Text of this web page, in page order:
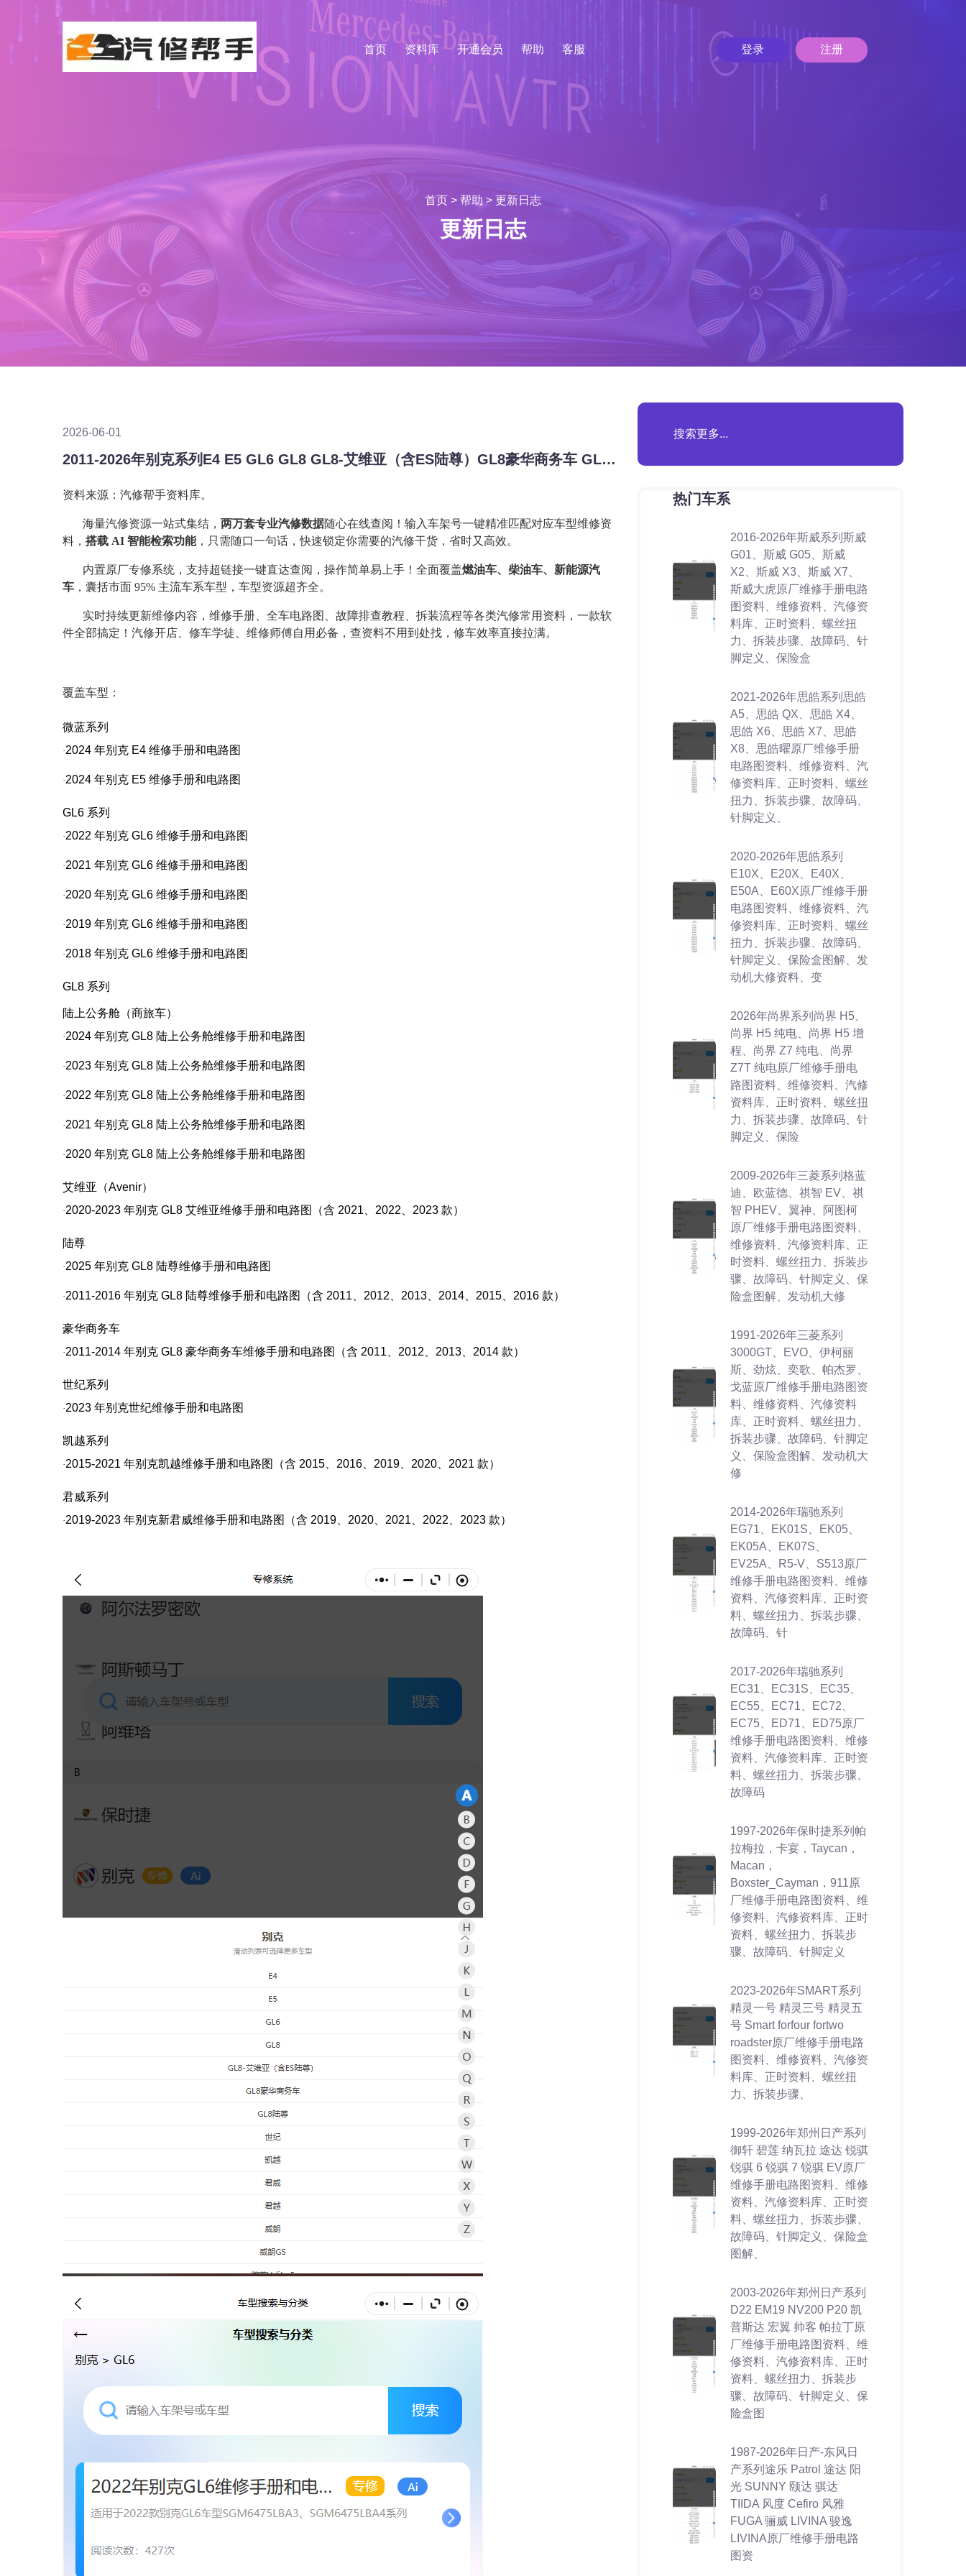
首页 资料库 开通会员 帮助 客服 登录 注册
首页 > 帮助 > 更新日志
更新日志
2026-06-01
2011-2026年别克系列E4 E5 GL6 GL8 GL8-艾维亚（含ES陆尊）GL8豪华商务车 GL8陆尊 世纪 凯越 君威原厂维修手册电路图资料、维修资料、汽修资料库、正时资料、螺丝扭力、拆装步骤、故障码、针脚定义、保险盒图解、发动机大修资料、变速箱维修资料、底盘维修图纸、车身线路图、传感器线路图、数据流资料、线束走向图、继电器位置图、空调维修图纸、车身控制模块资料、发动机正时图解、大修装
资料来源：汽修帮手资料库。
海量汽修资源一站式集结， 两万套专业汽修数据随心在线查阅！输入车架号一键精准匹配对应车型维修资
料， 搭载 AI 智能检索功能，只需随口一句话，快速锁定你需要的汽修干货，省时又高效。
内置原厂专修系统，支持超链接一键直达查阅，操作简单易上手！全面覆盖燃油车、柴油车、新能源汽
车 ，囊括市面 95% 主流车系车型，车型资源超齐全。
实时持续更新维修内容，维修手册、全车电路图、故障排查教程、拆装流程等各类汽修常用资料，一款软
件全部搞定！汽修开店、修车学徒、维修师傅自用必备，查资料不用到处找，修车效率直接拉满。
覆盖车型：
微蓝系列
·2024 年别克 E4 维修手册和电路图
·2024 年别克 E5 维修手册和电路图
GL6 系列
·2022 年别克 GL6 维修手册和电路图
·2021 年别克 GL6 维修手册和电路图
·2020 年别克 GL6 维修手册和电路图
·2019 年别克 GL6 维修手册和电路图
·2018 年别克 GL6 维修手册和电路图
GL8 系列
陆上公务舱（商旅车）
·2024 年别克 GL8 陆上公务舱维修手册和电路图
·2023 年别克 GL8 陆上公务舱维修手册和电路图
·2022 年别克 GL8 陆上公务舱维修手册和电路图
·2021 年别克 GL8 陆上公务舱维修手册和电路图
·2020 年别克 GL8 陆上公务舱维修手册和电路图
艾维亚（Avenir）
·2020-2023 年别克 GL8 艾维亚维修手册和电路图（含 2021 2022 2023 款）
陆尊
·2025 年别克 GL8 陆尊维修手册和电路图
·2011-2016 年别克 GL8 陆尊维修手册和电路图（含 2011 2012 2013 2014 2015 2016 款）
豪华商务车
·2011-2014 年别克 GL8 豪华商务车维修手册和电路图（含 2011 2012 2013 2014 款）
世纪系列
·2023 年别克世纪维修手册和电路图
凯越系列
·2015-2021 年别克凯越维修手册和电路图（含 2015 2016 2019 2020 2021 款）
君威系列
·2019-2023 年别克新君威维修手册和电路图（含 2019 2020 2021 2022 2023 款）
热门车系
2016-2026年斯威系列斯威
G01、斯威 G05、斯威
X2、斯威 X3、斯威 X7、
斯威大虎原厂维修手册电路
图资料、维修资料、汽修资
料库、正时资料、螺丝扭
力、拆装步骤、故障码、针
脚定义、保险盒
2021-2026年思皓系列思皓
A5、思皓 QX、思皓 X4、
思皓 X6、思皓 X7、思皓
X8、思皓曜原厂维修手册
电路图资料、维修资料、汽
修资料库、正时资料、螺丝
扭力、拆装步骤、故障码、
针脚定义、
2020-2026年思皓系列
E10X、E20X、E40X、
E50A、E60X原厂维修手册
电路图资料、维修资料、汽
修资料库、正时资料、螺丝
扭力、拆装步骤、故障码、
针脚定义、保险盒图解、发
动机大修资料、变
2026年尚界系列尚界 H5、
尚界 H5 纯电、尚界 H5 增
程、尚界 Z7 纯电、尚界
Z7T 纯电原厂维修手册电
路图资料、维修资料、汽修
资料库、正时资料、螺丝扭
力、拆装步骤、故障码、针
脚定义、保险
2009-2026年三菱系列格蓝
迪、欧蓝德、祺智 EV、祺
智 PHEV、翼神、阿图柯
原厂维修手册电路图资料、
维修资料、汽修资料库、正
时资料、螺丝扭力、拆装步
骤、故障码、针脚定义、保
险盒图解、发动机大修
1991-2026年三菱系列
3000GT、EVO、伊柯丽
斯、劲炫、奕歌、帕杰罗、
戈蓝原厂维修手册电路图资
料、维修资料、汽修资料
库、正时资料、螺丝扭力、
拆装步骤、故障码、针脚定
义、保险盒图解、发动机大
修
2014-2026年瑞驰系列
EG71、EK01S、EK05、
EK05A、EK07S、
EV25A、R5-V、S513原厂
维修手册电路图资料、维修
资料、汽修资料库、正时资
料、螺丝扭力、拆装步骤、
故障码、针
2017-2026年瑞驰系列
EC31、EC31S、EC35、
EC55、EC71、EC72、
EC75、ED71、ED75原厂
维修手册电路图资料、维修
资料、汽修资料库、正时资
料、螺丝扭力、拆装步骤、
故障码
1997-2026年保时捷系列帕
拉梅拉，卡宴，Taycan，
Macan，
Boxster_Cayman，911原
厂维修手册电路图资料、维
修资料、汽修资料库、正时
资料、螺丝扭力、拆装步
骤、故障码、针脚定义
2023-2026年SMART系列
精灵一号 精灵三号 精灵五
号 Smart forfour fortwo
roadster原厂维修手册电路
图资料、维修资料、汽修资
料库、正时资料、螺丝扭
力、拆装步骤、
1999-2026年郑州日产系列
御轩 碧莲 纳瓦拉 途达 锐骐
锐骐 6 锐骐 7 锐骐 EV原厂
维修手册电路图资料、维修
资料、汽修资料库、正时资
料、螺丝扭力、拆装步骤、
故障码、针脚定义、保险盒
图解、
2003-2026年郑州日产系列
D22 EM19 NV200 P20 凯
普斯达 宏翼 帅客 帕拉丁原
厂维修手册电路图资料、维
修资料、汽修资料库、正时
资料、螺丝扭力、拆装步
骤、故障码、针脚定义、保
险盒图
1987-2026年日产-东风日
产系列途乐 Patrol 途达 阳
光 SUNNY 颐达 骐达
TIIDA 风度 Cefiro 风雅
FUGA 骊威 LIVINA 骏逸
LIVINA原厂维修手册电路
图资